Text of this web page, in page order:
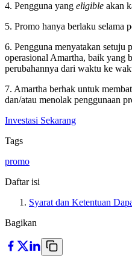
4. Pengguna yang eligible akan
5. Promo hanya berlaku selama
6. Pengguna menyatakan setuju
operasional Amartha, baik yang
perubahannya dari waktu ke
7. Amartha berhak untuk
dan/atau menolak penggunaan
Investasi Sekarang
Tags
promo
Daftar isi
Syarat dan Ketentuan
Bagikan